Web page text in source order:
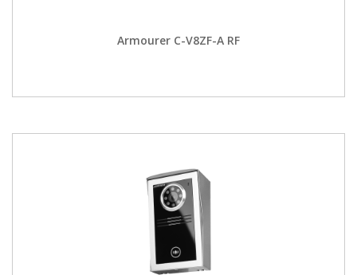
Armourer C-V8ZF-A RF